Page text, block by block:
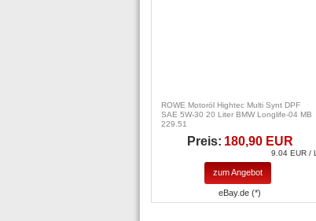
ROWE Motoröl Hightec Multi Synt DPF
SAE 5W-30 20 Liter BMW Longlife-04 MB
229.51
Preis: 180,90 EUR
9.04 EUR / L
zum Angebot
eBay.de (*)